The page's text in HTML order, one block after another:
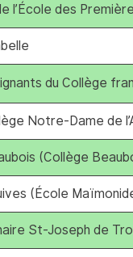
l’École des
du Collège
Notre-Dame de
(Collège
(École
St-Joseph de